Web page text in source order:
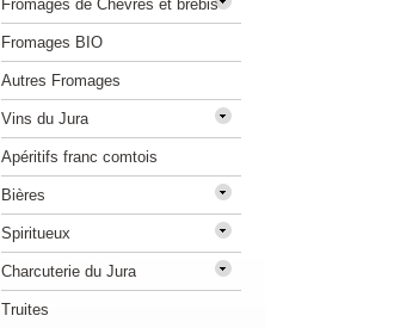
Fromages de Chèvres et brebis
Fromages BIO
Autres Fromages
Vins du Jura
Apéritifs franc comtois
Bières
Spiritueux
Charcuterie du Jura
Truites